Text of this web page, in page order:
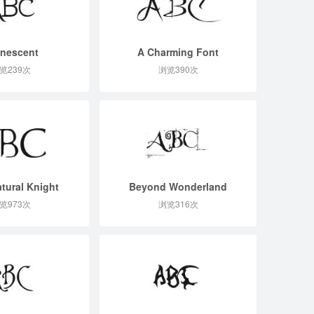
239次
A Charming Font
浏览390次
Knight
973次
Beyond Wonderland
浏览316次